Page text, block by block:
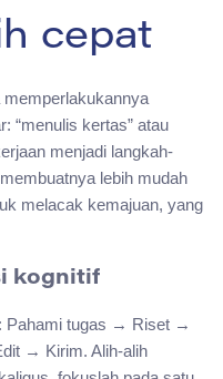
cepat
memperlakukannya
“menulis kertas” atau
menjadi langkah-
lebih mudah
melacak kemajuan, yang
kognitif
Pahami tugas → Riset →
→ Kirim. Alih-alih